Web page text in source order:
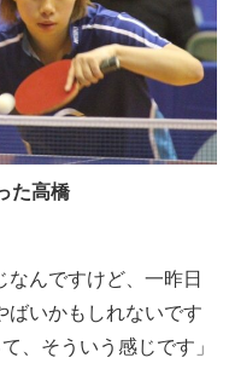
た高橋
なんですけど、一昨日
ばいかもしれないです
、そういう感じです」